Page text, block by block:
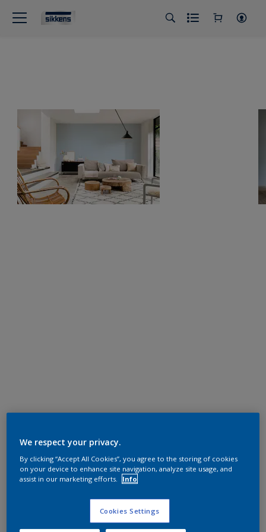
We respect your privacy.
By clicking “Accept All Cookies”, you agree to the storing of cookies
on your device to enhance site navigation, analyze site usage, and
assist in our marketing efforts.
Info
Cookies Settings